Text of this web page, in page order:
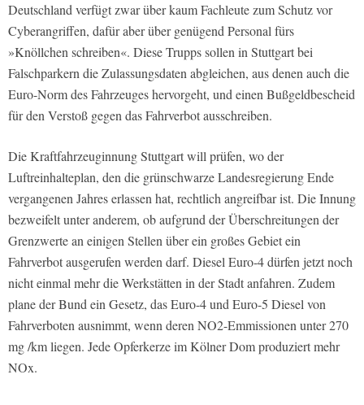
Deutschland verfügt zwar über kaum Fachleute zum Schutz vor
Cyberangriffen, dafür aber über genügend Personal fürs
»Knöllchen schreiben«. Diese Trupps sollen in Stuttgart bei
Falschparkern die Zulassungsdaten abgleichen, aus denen auch die
Euro-Norm des Fahrzeuges hervorgeht, und einen Bußgeldbescheid
für den Verstoß gegen das Fahrverbot ausschreiben.
Die Kraftfahrzeuginnung Stuttgart will prüfen, wo der
Luftreinhalteplan, den die grünschwarze Landesregierung Ende
vergangenen Jahres erlassen hat, rechtlich angreifbar ist. Die Innung
bezweifelt unter anderem, ob aufgrund der Überschreitungen der
Grenzwerte an einigen Stellen über ein großes Gebiet ein
Fahrverbot ausgerufen werden darf. Diesel Euro-4 dürfen jetzt noch
nicht einmal mehr die Werkstätten in der Stadt anfahren. Zudem
plane der Bund ein Gesetz, das Euro-4 und Euro-5 Diesel von
Fahrverboten ausnimmt, wenn deren NO2-Emmissionen unter 270
mg /km liegen. Jede Opferkerze im Kölner Dom produziert mehr
NOx.